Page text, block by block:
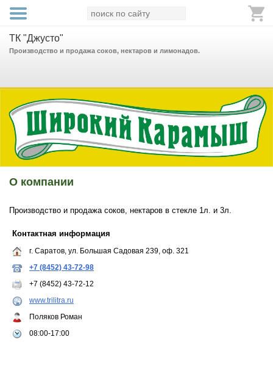
ТК "Джусто"
Производство и продажа соков, нектаров и лимонадов.
О компании
Производство и продажа соков, нектаров в стекле 1л. и 3л.
Контактная информация
г. Саратов, ул. Большая Садовая 239, оф. 321
+7 (8452) 43-72-98
+7 (8452) 43-72-12
www.trilitra.ru
Поляков Роман
08:00-17:00